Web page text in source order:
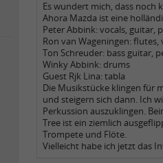
Es wundert mich, dass noch
Ahora Mazda ist eine
Peter Abbink: vocals, guitar,
Ron van Wageningen:
Ton Schreuder: bass guitar,
Winky Abbink: drums
Guest Rjk Lina: tabla
Die Musikstücke klingen für
und steigern sich dann. Ich
Perkussion auszuklingen.
Tree ist ein ziemlich
Trompete und Flöte.
Vielleicht habe ich jetzt das